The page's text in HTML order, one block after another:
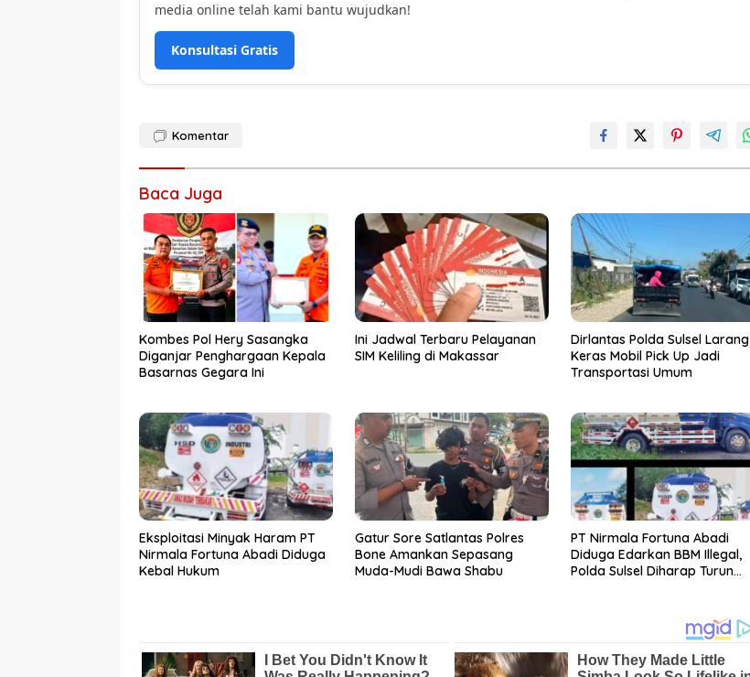
media online telah kami bantu wujudkan!
Konsultasi Gratis
Komentar
Baca Juga
Kombes Pol Hery Sasangka
Diganjar Penghargaan Kepala
Basarnas Gegara Ini
Ini Jadwal Terbaru Pelayanan
SIM Keliling di Makassar
Dirlantas Polda Sulsel Larang
Keras Mobil Pick Up Jadi
Transportasi Umum
Eksploitasi Minyak Haram PT
Nirmala Fortuna Abadi Diduga
Kebal Hukum
Gatur Sore Satlantas Polres
Bone Amankan Sepasang
Muda-Mudi Bawa Shabu
PT Nirmala Fortuna Abadi
Diduga Edarkan BBM Illegal,
Polda Sulsel Diharap Turun